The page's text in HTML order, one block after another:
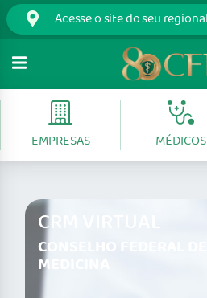
EMPRESAS MÉDICOS
CRM VIRTUAL
CONSELHO FEDERAL DE
MEDICINA